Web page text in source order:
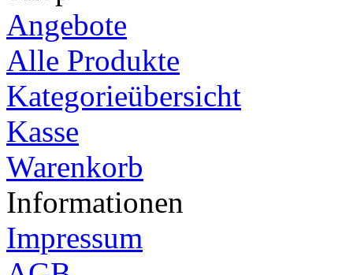
Angebote
Alle Produkte
Kategorieübersicht
Kasse
Warenkorb
Informationen
Impressum